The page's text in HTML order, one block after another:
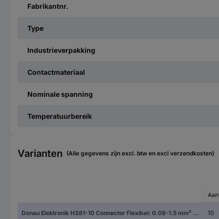
Fabrikantnr.
Type
Industrieverpakking
Contactmateriaal
Nominale spanning
Temperatuurbereik
Varianten (Alle gegevens zijn excl. btw en excl verzendkosten)
Donau Elektronik H381-10 Connector Flexibel: 0.08-1.5 mm² Massief: - Aantal polen: 10 1 stuk(s) 10